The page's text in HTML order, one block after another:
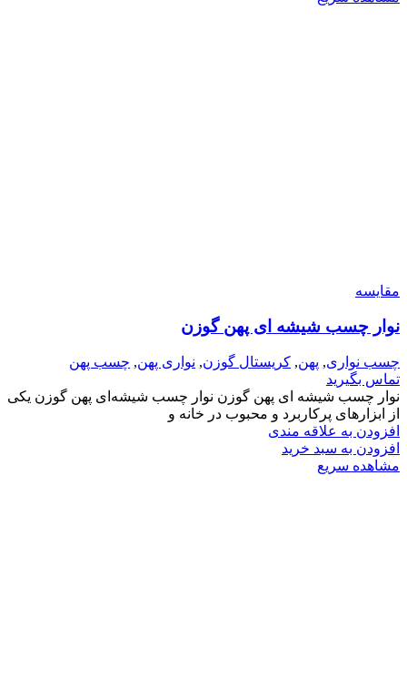
مقایسه
نوار چسب شیشه ای پهن گوزن
چسب نواری, پهن, کریستال گوزن, نواری پهن, چسب پهن
تماس بگیرید
نوار چسب شیشه ای پهن گوزن نوار چسب شیشه‌ای پهن گوزن یکی
از ابزارهای پرکاربرد و محبوب در خانه و
افزودن به علاقه مندی
افزودن به سبد خرید
مشاهده سریع